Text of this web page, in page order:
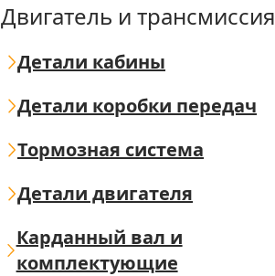
Двигатель и трансмиссия
Детали кабины
Детали коробки передач
Тормозная система
Детали двигателя
Карданный вал и
комплектующие